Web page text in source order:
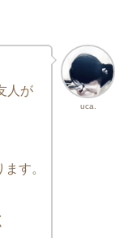
uca.
人が
す。